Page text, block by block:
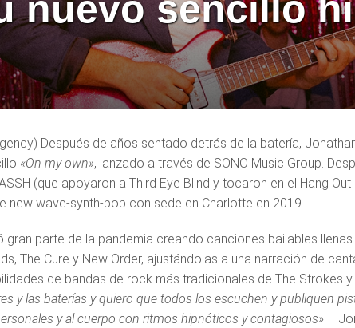
Después de años sentado detrás de la batería,
«On my own», lanzado a través de SONO Music Group.
(que apoyaron a Third Eye Blind y tocaron en el Hang
new wave-synth-pop con sede en Charlotte en 2019.
gran parte de la pandemia creando canciones bailables
The Cure y New Order, ajustándolas a una narración de
de bandas de rock más tradicionales de The Strokes y
y las baterías y quiero que todos los escuchen y publiquen
y al cuerpo con ritmos hipnóticos y contagiosos»–